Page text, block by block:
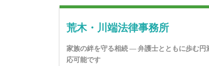
荒木・川端法律事務所
家族の絆を守る相続 ― 弁護士とともに歩む
応可能です